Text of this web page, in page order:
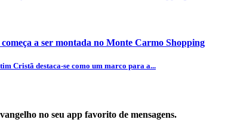
a ser montada no Monte Carmo Shopping
Cristã destaca-se como um marco para a...
no seu app favorito de mensagens.